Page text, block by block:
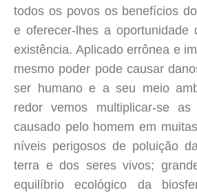
todos os povos os benefícios
e oferecer-lhes a oportunidade
existência. Aplicado errônea e
mesmo poder pode causar
ser humano e a seu meio
redor vemos multiplicar-se
causado pelo homem em
níveis perigosos de poluição
terra e dos seres vivos;
equilíbrio ecológico da